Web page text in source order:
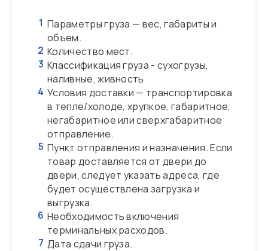
1 Параметры груза — вес, габариты и
объем.
2 Количество мест.
3 Классификация груза - сухогрузы,
наливные, живность
4 Условия доставки — транспортировка
в тепле/холоде, хрупкое, габаритное,
негабаритное или сверхгабаритное
отправление.
5 Пункт отправления и назначения. Если
товар доставляется от двери до
двери, следует указать адреса, где
будет осуществлена загрузка и
выгрузка.
6 Необходимость включения
терминальных расходов.
7 Дата сдачи груза.